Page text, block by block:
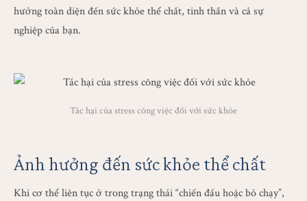
hưởng toàn diện đến sức khỏe thể chất, tinh thần và cả sự
nghiệp của bạn.
Tác hại của stress công việc đối với sức khỏe
Ảnh hưởng đến sức khỏe thể chất
Khi cơ thể liên tục ở trong trạng thái “chiến đấu hoặc bỏ chạy”,